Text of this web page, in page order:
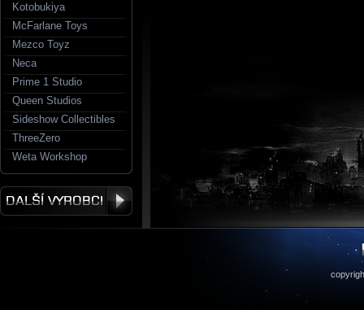
Kotobukiya
McFarlane Toys
Mezco Toyz
Neca
Prime 1 Studio
Queen Studios
Sideshow Collectibles
ThreeZero
Weta Workshop